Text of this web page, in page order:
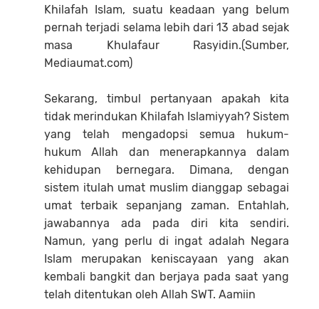
Khilafah Islam, suatu keadaan yang belum
pernah terjadi selama lebih dari 13 abad sejak
masa Khulafaur Rasyidin.(Sumber,
Mediaumat.com)
Sekarang, timbul pertanyaan apakah kita
tidak merindukan Khilafah Islamiyyah? Sistem
yang telah mengadopsi semua hukum-
hukum Allah dan menerapkannya dalam
kehidupan bernegara. Dimana, dengan
sistem itulah umat muslim dianggap sebagai
umat terbaik sepanjang zaman. Entahlah,
jawabannya ada pada diri kita sendiri.
Namun, yang perlu di ingat adalah Negara
Islam merupakan keniscayaan yang akan
kembali bangkit dan berjaya pada saat yang
telah ditentukan oleh Allah SWT. Aamiin